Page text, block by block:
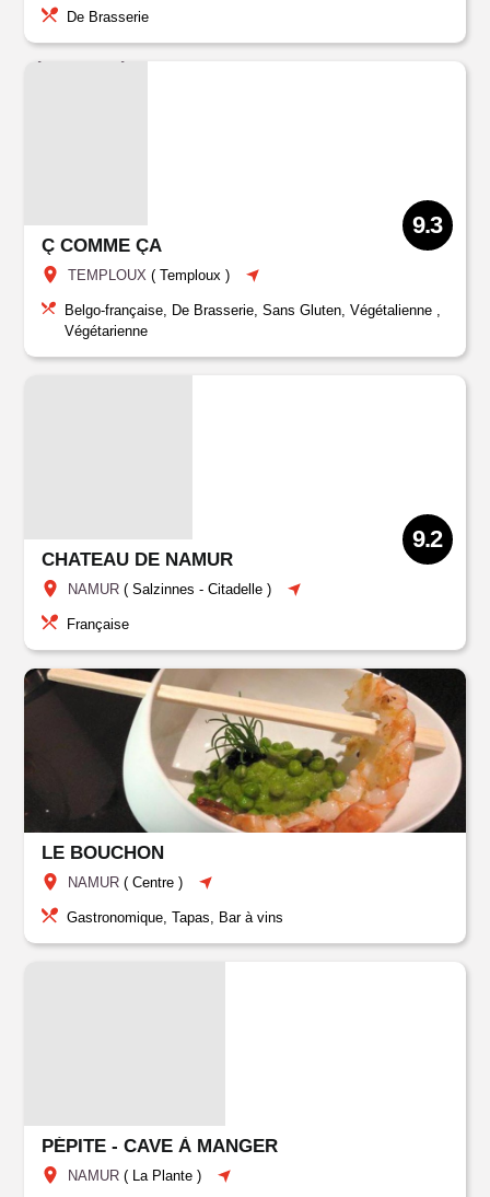
De Brasserie
Ç COMME ÇA
TEMPLOUX(Temploux )
9.3
Belgo-française, De Brasserie, Sans Gluten, Végétalienne ,
Végétarienne
CHATEAU DE NAMUR
NAMUR (Salzinnes - Citadelle )
9.2
Française
LE BOUCHON
NAMUR (Centre )
Gastronomique, Tapas, Bar à vins
PÉPITE - CAVE À MANGER
NAMUR ( La Plante )